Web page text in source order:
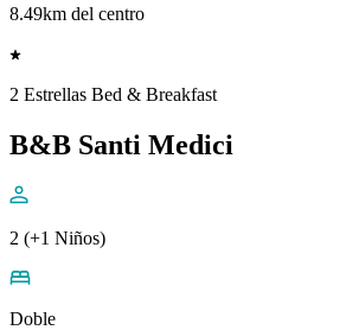
8.49km del centro
2 Estrellas Bed & Breakfast
B&B Santi Medici
2 (+1 Niños)
Doble